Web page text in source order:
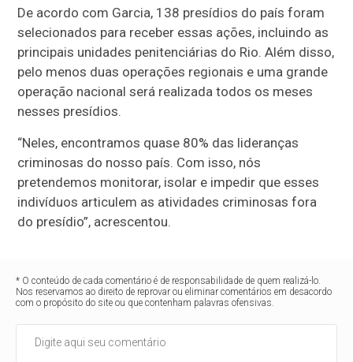
De acordo com Garcia, 138 presídios do país foram
selecionados para receber essas ações, incluindo as
principais unidades penitenciárias do Rio. Além disso,
pelo menos duas operações regionais e uma grande
operação nacional será realizada todos os meses
nesses presídios.
“Neles, encontramos quase 80% das lideranças
criminosas do nosso país. Com isso, nós
pretendemos monitorar, isolar e impedir que esses
indivíduos articulem as atividades criminosas fora
do presídio”, acrescentou.
* O conteúdo de cada comentário é de responsabilidade de quem realizá-lo.
Nos reservamos ao direito de reprovar ou eliminar comentários em desacordo
com o propósito do site ou que contenham palavras ofensivas.